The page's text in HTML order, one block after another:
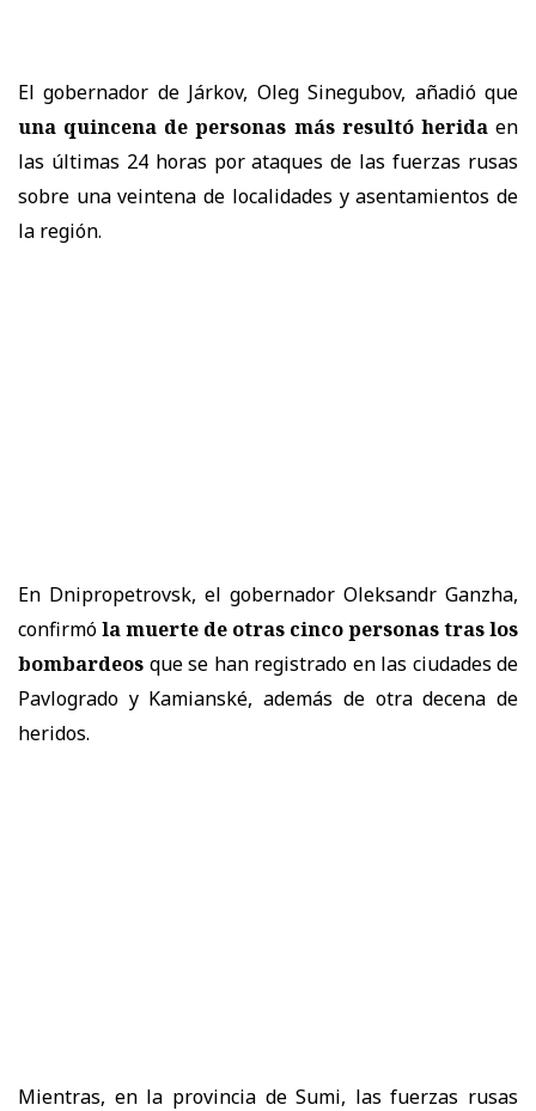
El gobernador de Járkov, Oleg Sinegubov, añadió que
una quincena de personas más resultó heridaen
las últimas 24 horas por ataques de las fuerzas rusas
sobre una veintena de localidades y asentamientos de
la región.
En Dnipropetrovsk, el gobernador Oleksandr Ganzha,
confirmóla muerte de otras cinco personas tras los
bombardeos que se han registrado en las ciudades de
Pavlogrado y Kamianské, además de otra decena de
heridos.
Mientras, en la provincia de Sumi, las fuerzas rusas